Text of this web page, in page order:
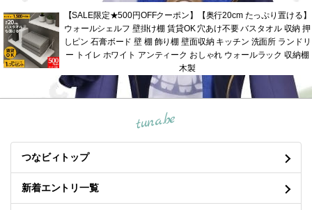
【SALE限定★500円OFFクーポン】【奥行20cm たっぷり置ける】
ウォールシェルフ 壁掛け棚 賃貸OK 穴あけ不要 バスタオル 収納 押
しピン 石膏ボード 壁 棚 飾り棚 壁面収納 キッチン 洗面所 ランドリ
ー トイレ ホワイト アンティーク おしゃれ ウォールラック 収納棚
木製
tuna.be
つなビィトップ
新着エントリ一覧